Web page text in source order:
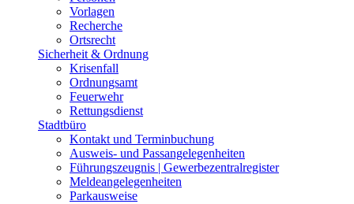
Vorlagen
Recherche
Ortsrecht
Sicherheit & Ordnung
Krisenfall
Ordnungsamt
Feuerwehr
Rettungsdienst
Stadtbüro
Kontakt und Terminbuchung
Ausweis- und Passangelegenheiten
Führungszeugnis | Gewerbezentralregister
Meldeangelegenheiten
Parkausweise